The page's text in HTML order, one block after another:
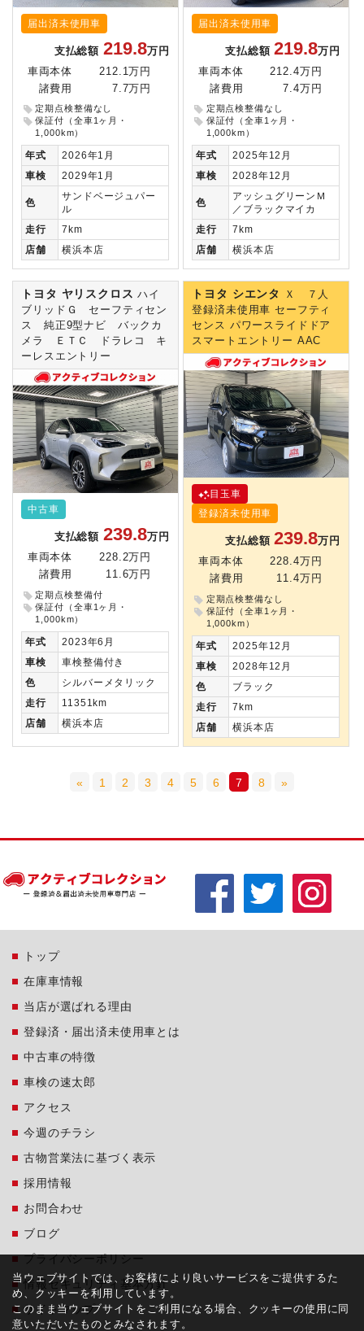
届出済未使用車
支払総額 219.8万円
車両本体
212.1万円
諸費用
7.7万円
定期点検整備なし
保証付（全車1ヶ月・
1,000km）
年式
2026年1月
車検
2029年1月
色
サンドベージュパー
ル
走行
7km
店舗
横浜本店
届出済未使用車
支払総額219.8万円
車両本体
212.4万円
諸費用
7.4万円
定期点検整備なし
保証付（全車1ヶ月・
1,000km）
年式
2025年12月
車検
2028年12月
色
アッシュグリーンＭ
／ブラックマイカ
走行
7km
店舗
横浜本店
トヨタ ヤリスクロスハイ
ブリッドＧ セーフティセン
ス 純正9型ナビ バックカ
メラ ＥＴＣ ドラレコ キ
ーレスエントリー
中古車
支払総額 239.8万円
車両本体
228.2万円
諸費用
11.6万円
定期点検整備付
保証付（全車1ヶ月・
1,000km）
年式
2023年6月
車検
車検整備付き
色
シルバーメタリック
走行
11351km
店舗
横浜本店
トヨタ シエンタ
Ｘ ７人
登録済未使用車 セーフティ
センス パワースライドドア
スマートエントリー AAC
目玉車
登録済未使用車
支払総額239.8万円
車両本体
228.4万円
諸費用
11.4万円
定期点検整備なし
保証付（全車1ヶ月・
1,000km）
年式
2025年12月
車検
2028年12月
色
ブラック
走行
7km
店舗
横浜本店
« 1 2 3 4 5 6 7 8 »
トップ
在庫車情報
当店が選ばれる理由
登録済・届出済未使用車とは
中古車の特徴
車検の速太郎
アクセス
今週のチラシ
古物営業法に基づく表示
採用情報
お問合わせ
ブログ
プライバシーポリシー
情報セキュリティ基本方針
サイトマップ
当ウェブサイトでは、お客様により良いサービスをご提供するた
め、クッキーを利用しています。
このまま当ウェブサイトをご利用になる場合、クッキーの使用に同
意いただいたものとみなされます。